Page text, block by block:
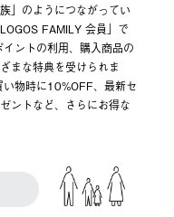
」のようにつながってい
FAMILY 会員」で
ントの利用、購入商品の
まな特典を受けられま
物時に10%OFF、最新セ
ントなど、さらにお得な